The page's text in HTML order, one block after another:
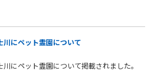
にペット霊園について
にペット霊園について掲載されました。